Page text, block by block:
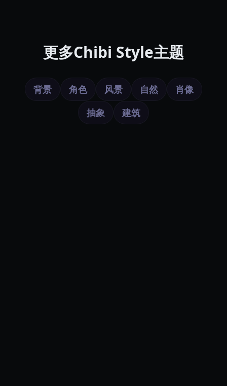
更多Chibi Style主题
背景 角色 风景 自然
肖像
抽象
建筑